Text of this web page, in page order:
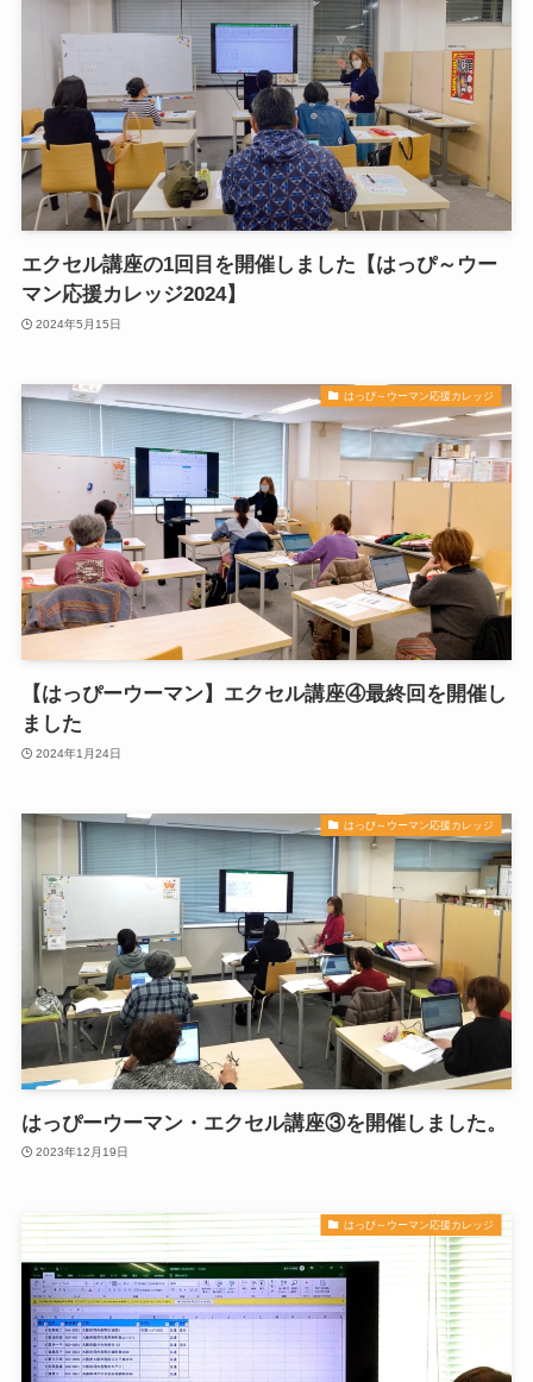
エクセル講座の1回目を開催しました【はっぴ～ウー
マン応援カレッジ2024】
2024年5月15日
はっぴ～ウーマン応援カレッジ
【はっぴーウーマン】エクセル講座④最終回を開催し
ました
2024年1月24日
はっぴ～ウーマン応援カレッジ
はっぴーウーマン・エクセル講座③を開催しました。
2023年12月19日
はっぴ～ウーマン応援カレッジ